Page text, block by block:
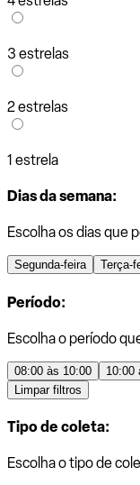
3 estrelas
2 estrelas
1 estrela
Dias da semana:
Escolha os dias que
Segunda-feira Terça-
Período:
Escolha o período
08:00 às 10:00 10:00
Limpar filtros
Tipo de coleta:
Escolha o tipo de